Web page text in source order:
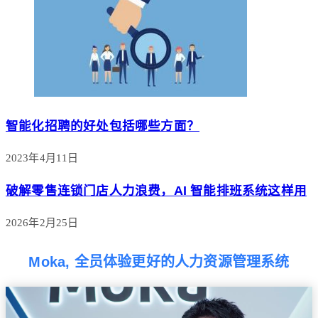
智能化招聘的好处包括哪些方面？
2023年4月11日
破解零售连锁门店人力浪费，AI 智能排班系统这样用
2026年2月25日
Moka, 全员体验更好的人力资源管理系统